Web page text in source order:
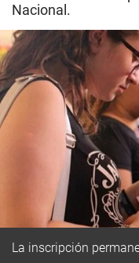
Nacional.
La inscripción